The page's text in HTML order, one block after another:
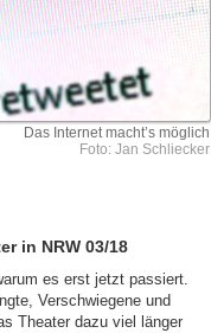
Das Internet macht’s möglich
Foto: Jan Schliecker
in NRW 03/18
es erst jetzt passiert.
Verschwiegene und
Theater dazu viel länger